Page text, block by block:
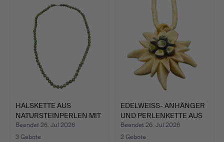
HALSKETTE AUS
NATURSTEINPERLEN MIT
KARABIN…
Beendet 26. Jul 2026
3 Gebote
EDELWEISS- ANHÄNGER
UND PERLENKETTE AUS
BE…
Beendet 26. Jul 2026
2 Gebote